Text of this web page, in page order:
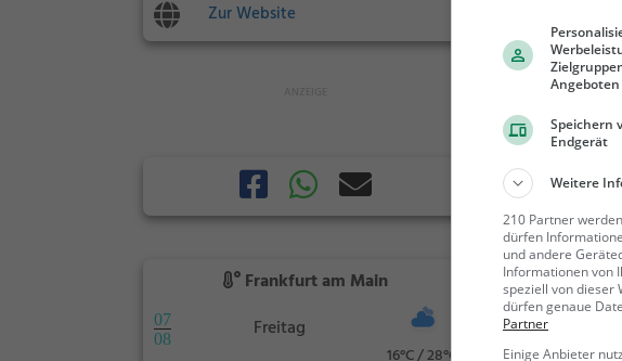
Zur Website
Frankfurt am Main
07
08
Freitag
16°C / 28°C
1000 ft
Angeboten
Speichern
Endgerät
Weitere
210 Partner
dürfen
und andere
Informationen von
speziell von dieser
dürfen genaue
Partner
Einige Anbieter